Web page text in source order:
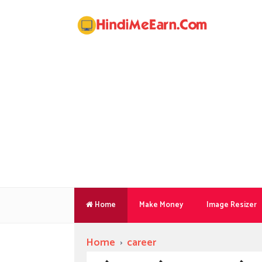
Home Make Money Image Resizer
Home › career